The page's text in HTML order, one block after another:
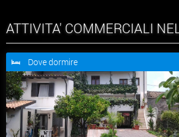
ATTIVITA' COMMERCIALI
Dove dormire